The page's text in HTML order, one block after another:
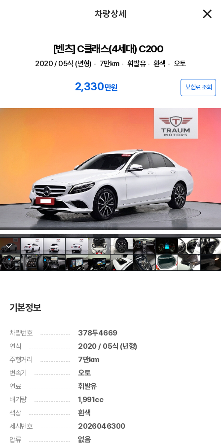
차량상세
[벤츠] C클래스(4세대) C200
2020 / 05식 (년형) 7만km 휘발유 흰색 오토
2,330만원 보험료 조회
기본정보
차량번호 378두4669
연식 2020 / 05식 (년형)
주행거리 7만km
변속기 오토
연료 휘발유
배기량 1,991cc
색상 흰색
제시번호 2026046300
압류 없음